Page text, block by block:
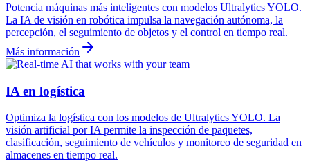
Potencia máquinas más inteligentes con modelos Ultralytics YOLO.
La IA de visión en robótica impulsa la navegación autónoma, la
percepción, el seguimiento de objetos y el control en tiempo real.
Más información
IA en logística
Optimiza la logística con los modelos de Ultralytics YOLO. La
visión artificial por IA permite la inspección de paquetes,
clasificación, seguimiento de vehículos y monitoreo de seguridad en
almacenes en tiempo real.